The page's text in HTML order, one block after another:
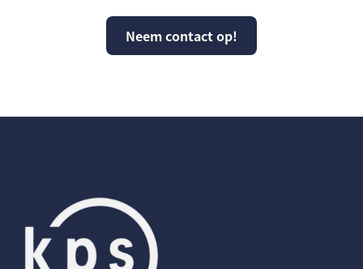
Neem contact op!